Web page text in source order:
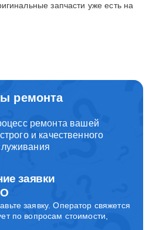
запчасти уже есть на
ремонта
ремонта вашей
и качественного
заявки
заявку. Оператор свяжется
по вопросам стоимости,